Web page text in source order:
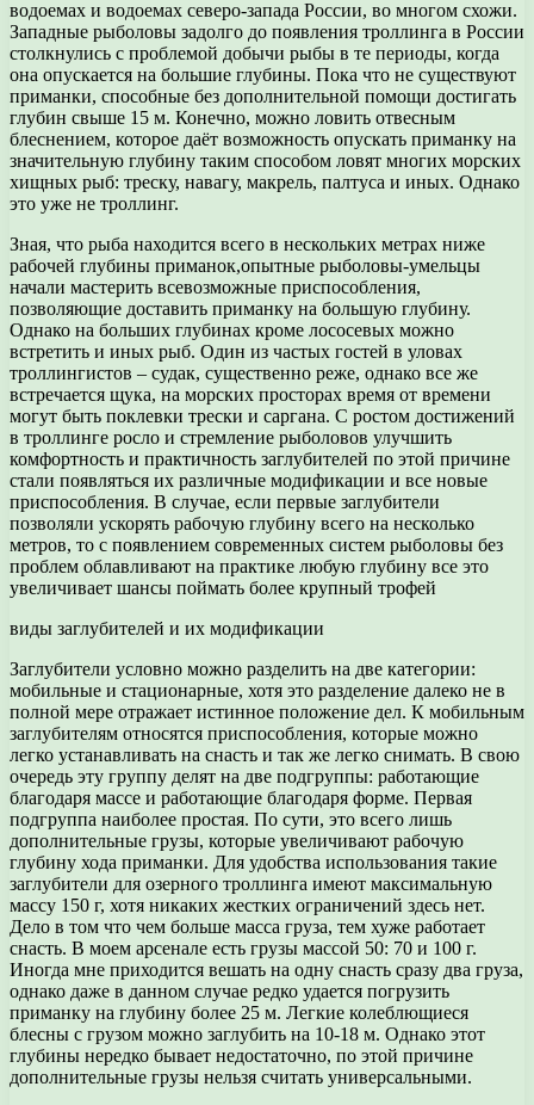
водоемах и водоемах северо-запада России, во многом схожи.
Западные рыболовы задолго до появления троллинга в России
столкнулись с проблемой добычи рыбы в те периоды, когда
она опускается на большие глубины. Пока что не существуют
приманки, способные без дополнительной помощи достигать
глубин свыше 15 м. Конечно, можно ловить отвесным
блеснением, которое даёт возможность опускать приманку на
значительную глубину таким способом ловят многих морских
хищных рыб: треску, навагу, макрель, палтуса и иных. Однако
это уже не троллинг.
Зная, что рыба находится всего в нескольких метрах ниже
рабочей глубины приманок,опытные рыболовы-умельцы
начали мастерить всевозможные приспособления,
позволяющие доставить приманку на большую глубину.
Однако на больших глубинах кроме лососевых можно
встретить и иных рыб. Один из частых гостей в уловах
троллингистов – судак, существенно реже, однако все же
встречается щука, на морских просторах время от времени
могут быть поклевки трески и саргана. С ростом достижений
в троллинге росло и стремление рыболовов улучшить
комфортность и практичность заглубителей по этой причине
стали появляться их различные модификации и все новые
приспособления. В случае, если первые заглубители
позволяли ускорять рабочую глубину всего на несколько
метров, то с появлением современных систем рыболовы без
проблем облавливают на практике любую глубину все это
увеличивает шансы поймать более крупный трофей
виды заглубителей и их модификации
Заглубители условно можно разделить на две категории:
мобильные и стационарные, хотя это разделение далеко не в
полной мере отражает истинное положение дел. К мобильным
заглубителям относятся приспособления, которые можно
легко устанавливать на снасть и так же легко снимать. В свою
очередь эту группу делят на две подгруппы: работающие
благодаря массе и работающие благодаря форме. Первая
подгруппа наиболее простая. По сути, это всего лишь
дополнительные грузы, которые увеличивают рабочую
глубину хода приманки. Для удобства использования такие
заглубители для озерного троллинга имеют максимальную
массу 150 г, хотя никаких жестких ограничений здесь нет.
Дело в том что чем больше масса груза, тем хуже работает
снасть. В моем арсенале есть грузы массой 50: 70 и 100 г.
Иногда мне приходится вешать на одну снасть сразу два груза,
однако даже в данном случае редко удается погрузить
приманку на глубину более 25 м. Легкие колеблющиеся
блесны с грузом можно заглубить на 10-18 м. Однако этот
глубины нередко бывает недостаточно, по этой причине
дополнительные грузы нельзя считать универсальными.